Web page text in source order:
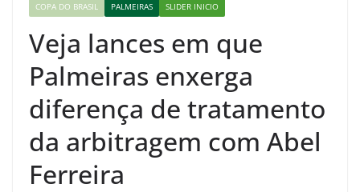
COPA DO BRASIL PALMEIRAS SLIDER INICIO
Veja lances em que
Palmeiras enxerga
diferença de tratamento
da arbitragem com Abel
Ferreira